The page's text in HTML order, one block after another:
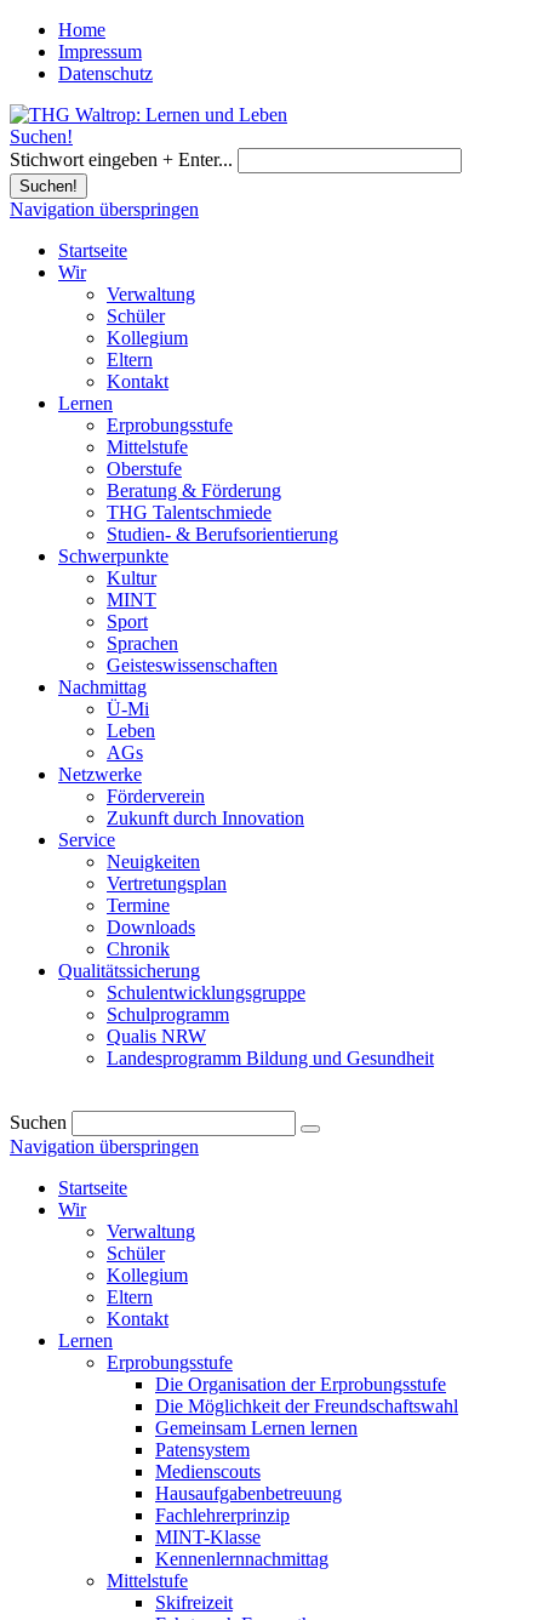
Home
Impressum
Datenschutz
Suchen!
Stichwort eingeben + Enter...
Suchen!
Navigation überspringen
Startseite
Wir
Verwaltung
Schüler
Kollegium
Eltern
Kontakt
Lernen
Erprobungsstufe
Mittelstufe
Oberstufe
Beratung & Förderung
THG Talentschmiede
Studien- & Berufsorientierung
Schwerpunkte
Kultur
MINT
Sport
Sprachen
Geisteswissenschaften
Nachmittag
Ü-Mi
Leben
AGs
Netzwerke
Förderverein
Zukunft durch Innovation
Service
Neuigkeiten
Vertretungsplan
Termine
Downloads
Chronik
Qualitätssicherung
Schulentwicklungsgruppe
Schulprogramm
Qualis NRW
Landesprogramm Bildung und Gesundheit
Suchen
Navigation überspringen
Startseite
Wir
Verwaltung
Schüler
Kollegium
Eltern
Kontakt
Lernen
Erprobungsstufe
Die Organisation der Erprobungsstufe
Die Möglichkeit der Freundschaftswahl
Gemeinsam Lernen lernen
Patensystem
Medienscouts
Hausaufgabenbetreuung
Fachlehrerprinzip
MINT-Klasse
Kennenlernnachmittag
Mittelstufe
Skifreizeit